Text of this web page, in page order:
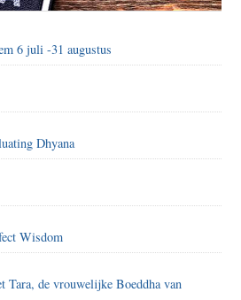
6 juli -31 augustus
Dhyana
Wisdom
Tara, de vrouwelijke Boeddha van